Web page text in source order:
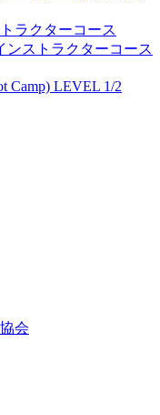
ラクターコース
ンストラクターコース
Camp) LEVEL 1/2
会